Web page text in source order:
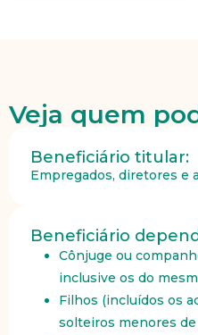
Veja quem
Beneficiário titular:
Empregados, diretores e
Beneficiário
Cônjuge ou
inclusive os do
Filhos (incluídos os
solteiros menores de